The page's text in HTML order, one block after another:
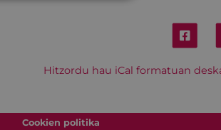
Hitzordu hau iCal formatuan
Cookien politika